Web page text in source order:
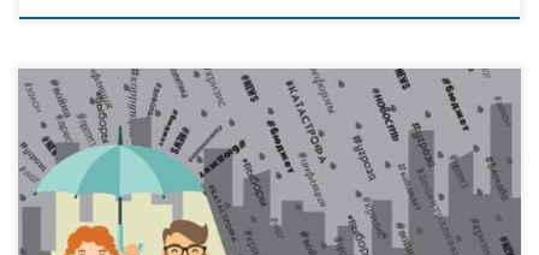
Медиаграмотность — совокупность навыков и умений, которые позволяют
людям анализировать, оценивать и создавать сообщения в разных видах медиа,
жанрах и формах. В основе медиаграмотности — модель,